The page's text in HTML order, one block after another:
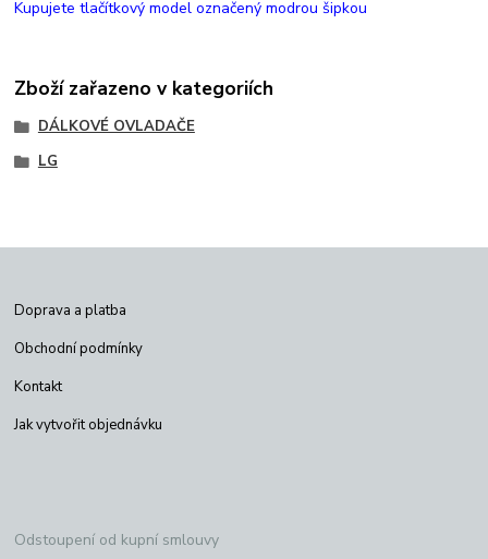
Kupujete tlačítkový model označený modrou šipkou
Zboží zařazeno v kategoriích
DÁLKOVÉ OVLADAČE
LG
Doprava a platba
Obchodní podmínky
Kontakt
Jak vytvořit objednávku
Odstoupení od kupní smlouvy